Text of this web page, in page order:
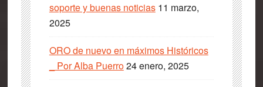
soporte y buenas noticias 11 marzo,
2025
ORO de nuevo en máximos Históricos
_ Por Alba Puerro24 enero, 2025